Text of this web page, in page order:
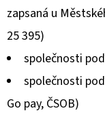
zapsaná u
25 395)
společnosti
společnosti
Go pay, ČSOB)